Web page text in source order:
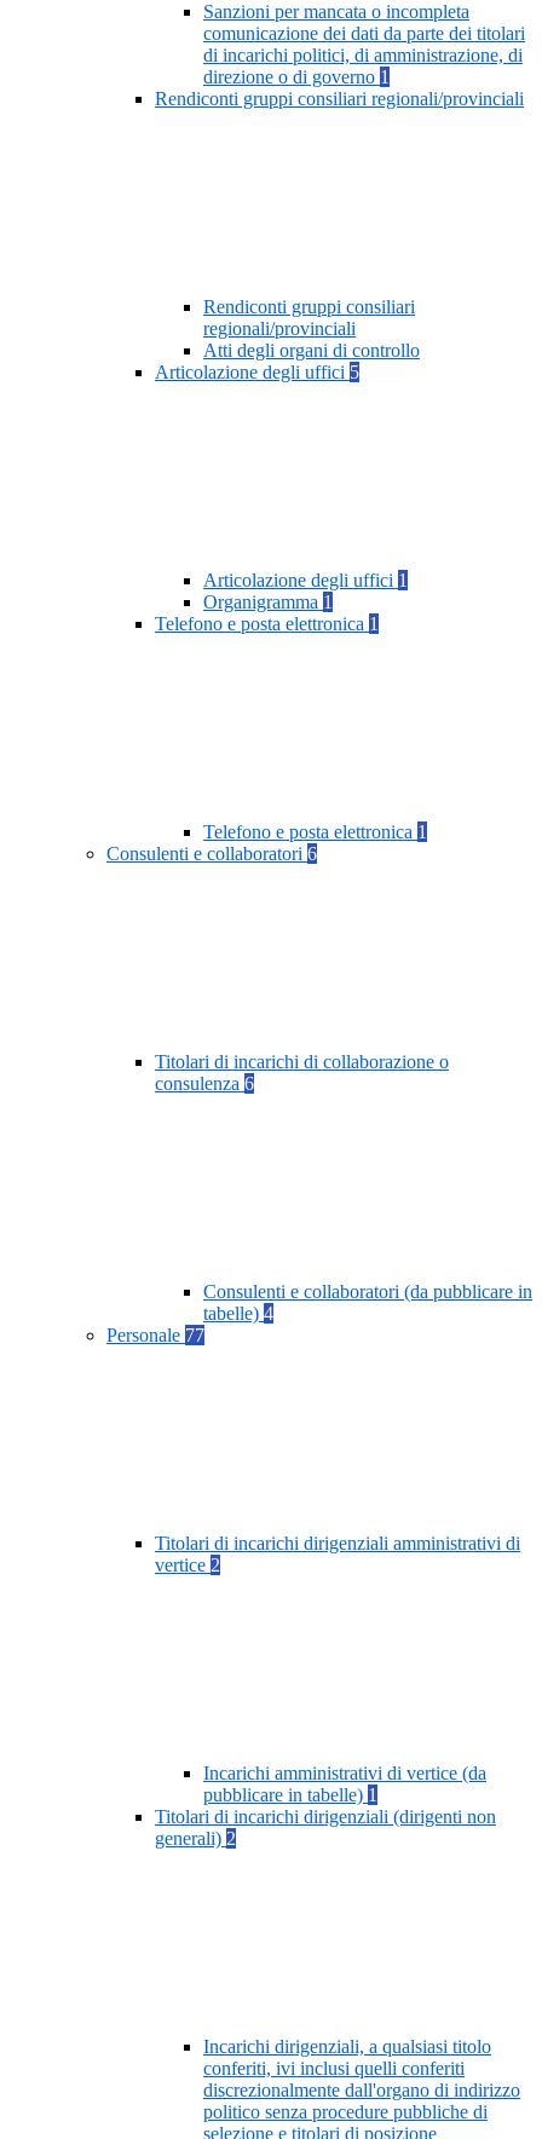
Sanzioni per mancata o incompleta
comunicazione dei dati da parte dei titolari
di incarichi politici, di amministrazione, di
direzione o di governo 1
Rendiconti gruppi consiliari regionali/provinciali
Rendiconti gruppi consiliari
regionali/provinciali
Atti degli organi di controllo
Articolazione degli uffici 5
Articolazione degli uffici 1
Organigramma 1
Telefono e posta elettronica 1
Telefono e posta elettronica 1
Consulenti e collaboratori 6
Titolari di incarichi di collaborazione o
consulenza 6
Consulenti e collaboratori (da pubblicare in
tabelle) 4
Personale 77
Titolari di incarichi dirigenziali amministrativi di
vertice 2
Incarichi amministrativi di vertice (da
pubblicare in tabelle) 1
Titolari di incarichi dirigenziali (dirigenti non
generali) 2
Incarichi dirigenziali, a qualsiasi titolo
conferiti, ivi inclusi quelli conferiti
discrezionalmente dall'organo di indirizzo
politico senza procedure pubbliche di
selezione e titolari di posizione